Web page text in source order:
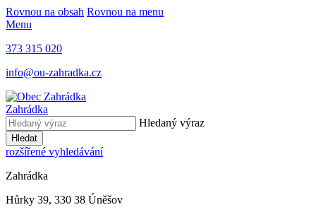
Rovnou na obsah Rovnou na menu
Menu
373 315 020
info@ou-zahradka.cz
Zahrádka
Hledaný výraz
Hledat
rozšířené vyhledávání
Zahrádka
Hůrky 39, 330 38 Úněšov